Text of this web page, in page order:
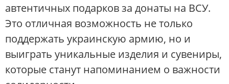
автентичных подарков за донаты на ВСУ.
Это отличная возможность не только
поддержать украинскую армию, но и
выиграть уникальные изделия и сувениры,
которые станут напоминанием о важности